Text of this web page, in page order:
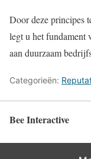
Door deze principes
legt u het fundament
aan duurzaam
Categorieën:
Bee Interactive